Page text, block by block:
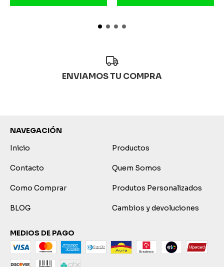
ENVIAMOS TU COMPRA
NAVEGACIÓN
Inicio
Productos
Contacto Quem Somos
Como Comprar Produtos Personalizados
BLOG Cambios y devoluciones
MEDIOS DE PAGO